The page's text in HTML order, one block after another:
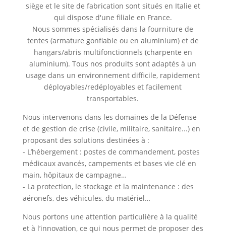
siège et le site de fabrication sont situés en Italie et
qui dispose d'une filiale en France.
Nous sommes spécialisés dans la fourniture de
tentes (armature gonflable ou en aluminium) et de
hangars/abris multifonctionnels (charpente en
aluminium). Tous nos produits sont adaptés à un
usage dans un environnement difficile, rapidement
déployables/redéployables et facilement
transportables.
Nous intervenons dans les domaines de la Défense
et de gestion de crise (civile, militaire, sanitaire...) en
proposant des solutions destinées à :
- L’hébergement : postes de commandement, postes
médicaux avancés, campements et bases vie clé en
main, hôpitaux de campagne…
- La protection, le stockage et la maintenance : des
aéronefs, des véhicules, du matériel…
Nous portons une attention particulière à la qualité
et à l’innovation, ce qui nous permet de proposer des